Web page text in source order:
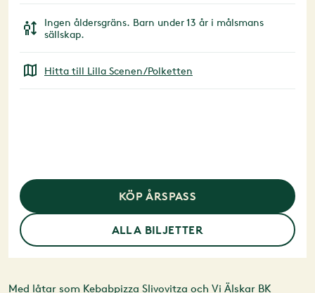
Ingen åldersgräns. Barn under 13 år i målsmans
sällskap.
Hitta till Lilla Scenen/Polketten
KÖP ÅRSPASS
ALLA BILJETTER
Med låtar som Kebabpizza Slivovitza och Vi Älskar BK